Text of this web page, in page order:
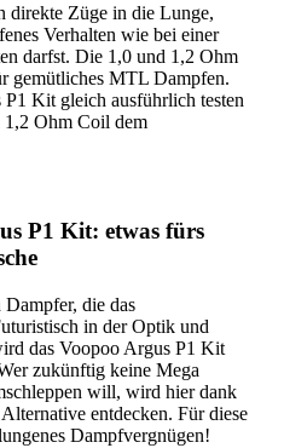
direkte Züge in die Lunge,
Verhalten wie bei einer
darfst. Die 1,0 und 1,2 Ohm
gemütliches MTL Dampfen.
Kit gleich ausführlich testen
1,2 Ohm Coil dem
P1 Kit: etwas fürs
die das
in der Optik und
das Voopoo Argus P1 Kit
zukünftig keine Mega
will, wird hier dank
entdecken. Für diese
Dampfvergnügen!